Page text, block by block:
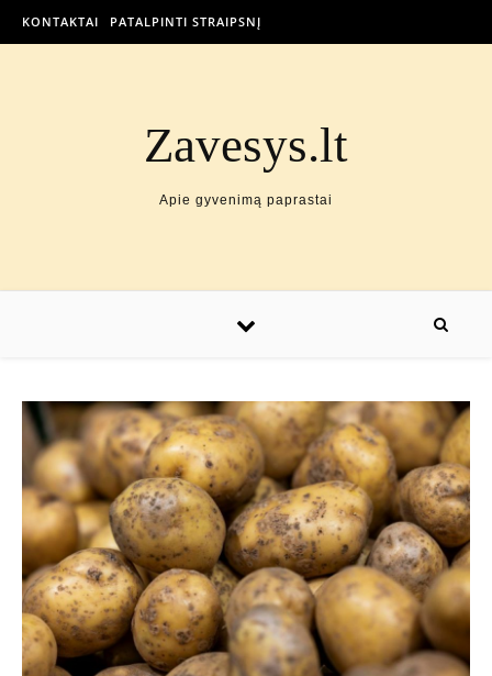
KONTAKTAI PATALPINTI STRAIPSNĮ
Zavesys.lt
Apie gyvenimą paprastai